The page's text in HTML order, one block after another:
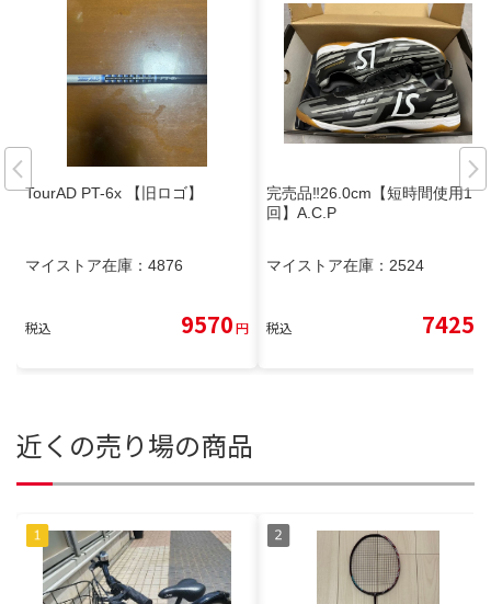
TourAD PT-6x 【旧ロゴ】
マイストア在庫： 4876
税込 9570円
完売品‼️26.0cm【短時間使用1
回】A.C.P
マイストア在庫： 2524
税込 7425
近くの売り場の商品